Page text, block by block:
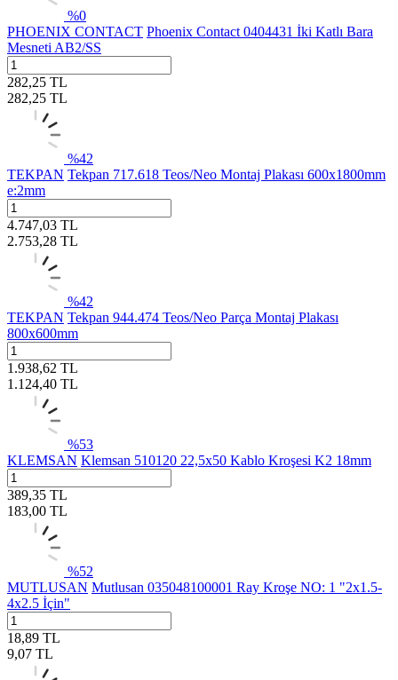
%0
PHOENIX CONTACT Phoenix Contact 0404431 İki Katlı Bara
Mesneti AB2/SS
282,25 TL
282,25 TL
%42
TEKPAN Tekpan 717.618 Teos/Neo Montaj Plakası 600x1800mm
e:2mm
4.747,03 TL
2.753,28 TL
%42
TEKPAN Tekpan 944.474 Teos/Neo Parça Montaj Plakası
800x600mm
1.938,62 TL
1.124,40 TL
%53
KLEMSAN Klemsan 510120 22,5x50 Kablo Kroşesi K2 18mm
389,35 TL
183,00 TL
%52
MUTLUSAN Mutlusan 035048100001 Ray Kroşe NO: 1 "2x1.5-
4x2.5 İçin"
18,89 TL
9,07 TL